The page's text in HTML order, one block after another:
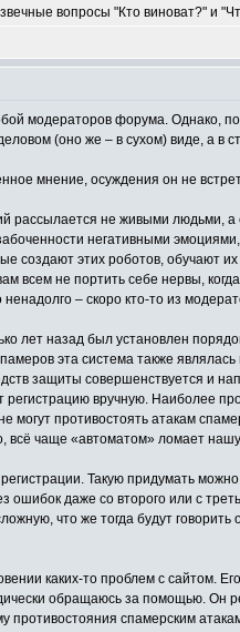
вопросы "Кто виноват?" и
модераторов форума. Однако,
(оно же – в сухом) виде, а в
мнение, осуждения он не
рассылается не живыми людьми,
негативными
этих роботов, обучают
всем не портить себе нервы,
– скоро кто-то из
назад был установлен
эта система также являлась
защиты совершенствуется и
вручную. Наиболее
противостоять атакам
всё чаще «автоматом» ломает
Такую придумать
даже со второго или с
что же тогда будут
каких-то проблем с сайтом.
обращаюсь за помощью. Он
спамерским